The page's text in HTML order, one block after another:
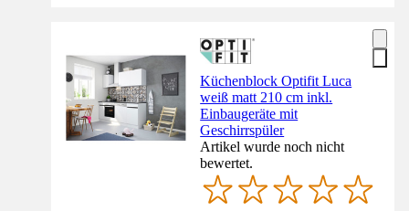
Küchenblock Optifit Luca
weiß matt 210 cm inkl.
Einbaugeräte mit
Geschirrspüler
Artikel wurde noch nicht
bewertet.